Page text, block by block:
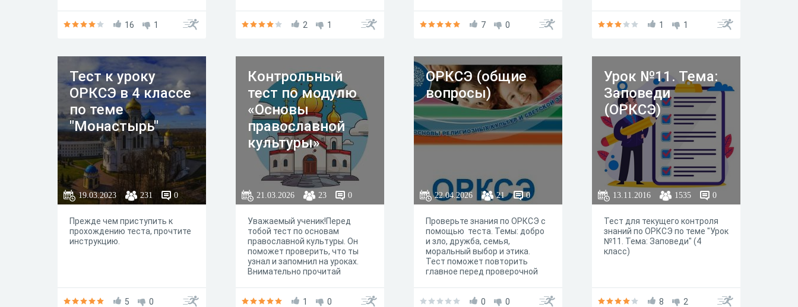
16 1 2 1
светской этики", а также
вопросов. Каждый вопрос
имеет один правильный из
четырех данных ответов.
7 0 1 1
Тест к уроку
ОРКСЭ в 4 классе
по теме
"Монастырь"
19.03.2023 231 0
Прежде чем приступить к
прохождению теста, прочтите
инструкцию.
5 0
Контрольный
тест по модулю
«Основы
православной
культуры»
21.03.2026 23 0
Уважаемый ученик!Перед
тобой тест по основам
православной культуры. Он
поможет проверить, что ты
узнал и запомнил на уроках.
Внимательно прочитай
1
0
ОРКСЭ (общие
вопросы)
22.04.2026 21 0
Проверьте знания по ОРКСЭ с
помощью теста. Темы: добро
и зло, дружба, семья,
моральный выбор и этика.
Тест поможет повторить
главное перед проверочной
0 0
Урок №11. Тема:
Заповеди
(ОРКСЭ)
13.11.2016 1535 0
Тест для текущего контроля
знаний по ОРКСЭ по теме "Урок
№11. Тема: Заповеди" (4
класс)
8 2